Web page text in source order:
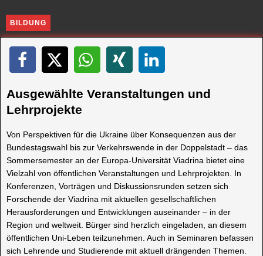
BILDUNG
Ausgewählte Veranstaltungen und
Lehrprojekte
Von Perspektiven für die Ukraine über Konsequenzen aus der
Bundestagswahl bis zur Verkehrswende in der Doppelstadt – das
Sommersemester an der Europa-Universität Viadrina bietet eine
Vielzahl von öffentlichen Veranstaltungen und Lehrprojekten. In
Konferenzen, Vorträgen und Diskussionsrunden setzen sich
Forschende der Viadrina mit aktuellen gesellschaftlichen
Herausforderungen und Entwicklungen auseinander – in der
Region und weltweit. Bürger sind herzlich eingeladen, an diesem
öffentlichen Uni-Leben teilzunehmen. Auch in Seminaren befassen
sich Lehrende und Studierende mit aktuell drängenden Themen.